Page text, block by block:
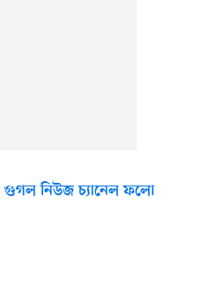
নিউজ চ্যানেল ফলো